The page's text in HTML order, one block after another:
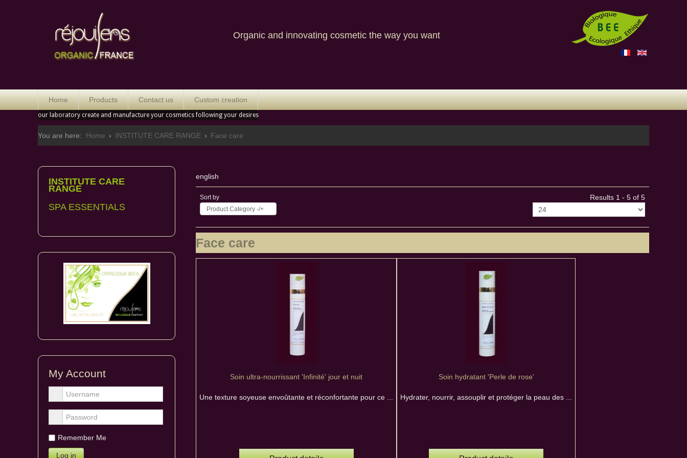
Organic and innovating cosmetic the way you want
Home Products Contact us Custom creation
our laboratory create and manufacture your cosmetics following your desires
You are here: Home INSTITUTE CARE RANGE Face care
english
Sort by
Product Category -/+
Results 1 - 5 of 5
Face care
Soin ultra-nourrissant 'Infinité' jour et nuit
Une texture soyeuse envoûtante et réconfortante pour ce ...
Soin hydratant 'Perle de rose'
Hydrater, nourrir, assouplir et protéger la peau des ...
INSTITUTE CARE
RANGE
SPA ESSENTIALS
My Account
Remember Me